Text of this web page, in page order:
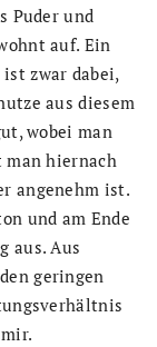
Puder und
auf. Ein
ist zwar dabei,
aus diesem
wobei man
man hiernach
angenehm ist.
und am Ende
aus. Aus
geringen